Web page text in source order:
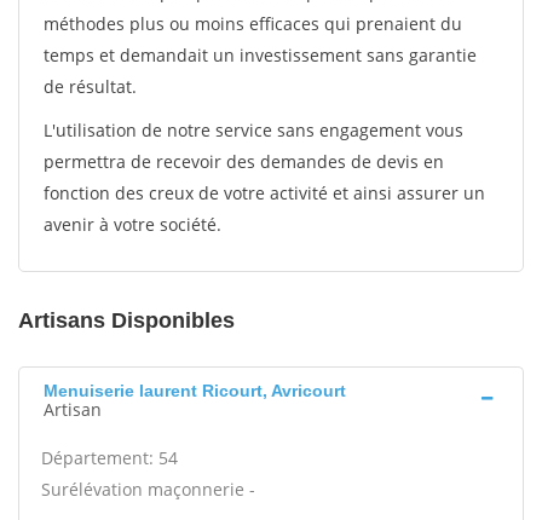
méthodes plus ou moins efficaces qui prenaient du
temps et demandait un investissement sans garantie
de résultat.
L'utilisation de notre service sans engagement vous
permettra de recevoir des demandes de devis en
fonction des creux de votre activité et ainsi assurer un
avenir à votre société.
Artisans Disponibles
Menuiserie laurent Ricourt, Avricourt
Artisan
Département: 54
Surélévation maçonnerie -